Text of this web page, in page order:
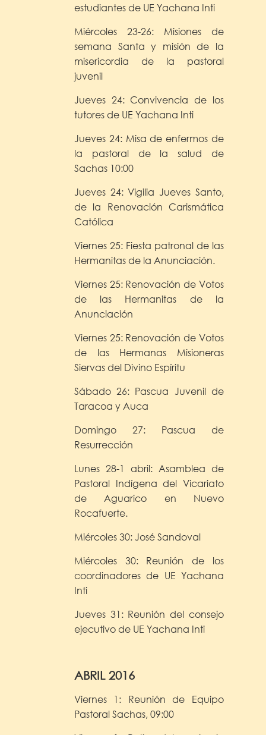
estudiantes de UE Yachana Inti
Miércoles 23-26: Misiones de
semana Santa y misión de la
misericordia de la pastoral
juvenil
Jueves 24: Convivencia de los
tutores de UE Yachana Inti
Jueves 24: Misa de enfermos de
la pastoral de la salud de
Sachas 10:00
Jueves 24: Vigilia Jueves Santo,
de la Renovación Carismática
Católica
Viernes 25: Fiesta patronal de las
Hermanitas de la Anunciación.
Viernes 25: Renovación de Votos
de las Hermanitas de la
Anunciación
Viernes 25: Renovación de Votos
de las Hermanas Misioneras
Siervas del Divino Espíritu
Sábado 26: Pascua Juvenil de
Taracoa y Auca
Domingo 27: Pascua de
Resurrección
Lunes 28-1 abril: Asamblea de
Pastoral Indígena del Vicariato
de Aguarico en Nuevo
Rocafuerte.
Miércoles 30: José Sandoval
Miércoles 30: Reunión de los
coordinadores de UE Yachana
Inti
Jueves 31: Reunión del consejo
ejecutivo de UE Yachana Inti
ABRIL 2016
Viernes 1: Reunión de Equipo
Pastoral Sachas, 09:00